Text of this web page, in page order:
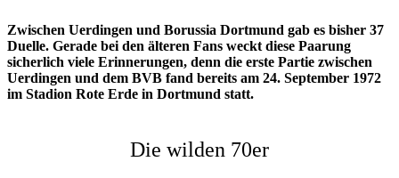
Zwischen Uerdingen und Borussia Dortmund gab es bisher 37
Duelle. Gerade bei den älteren Fans weckt diese Paarung
sicherlich viele Erinnerungen, denn die erste Partie zwischen
Uerdingen und dem BVB fand bereits am 24. September 1972
im Stadion Rote Erde in Dortmund statt.
Die wilden 70er